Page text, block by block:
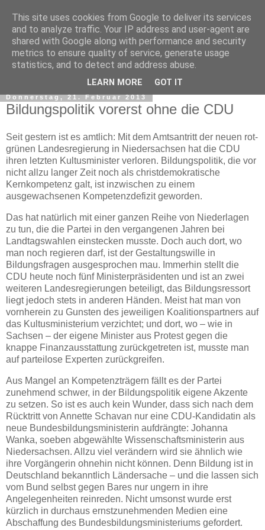
Donnerstag, 21. Februar 2013
Bildungspolitik vorerst ohne die CDU
Seit gestern ist es amtlich: Mit dem Amtsantritt der neuen rot-
grünen Landesregierung in Niedersachsen hat die CDU
ihren letzten Kultusminister verloren. Bildungspolitik, die vor
nicht allzu langer Zeit noch als christdemokratische
Kernkompetenz galt, ist inzwischen zu einem
ausgewachsenen Kompetenzdefizit geworden.
Das hat natürlich mit einer ganzen Reihe von Niederlagen
zu tun, die die Partei in den vergangenen Jahren bei
Landtagswahlen einstecken musste. Doch auch dort, wo
man noch regieren darf, ist der Gestaltungswille in
Bildungsfragen ausgesprochen mau. Immerhin stellt die
CDU heute noch fünf Ministerpräsidenten und ist an zwei
weiteren Landesregierungen beteiligt, das Bildungsressort
liegt jedoch stets in anderen Händen. Meist hat man von
vornherein zu Gunsten des jeweiligen Koalitionspartners auf
das Kultusministerium verzichtet; und dort, wo – wie in
Sachsen – der eigene Minister aus Protest gegen die
knappe Finanzausstattung zurückgetreten ist, musste man
auf parteilose Experten zurückgreifen.
Aus Mangel an Kompetenzträgern fällt es der Partei
zunehmend schwer, in der Bildungspolitik eigene Akzente
zu setzen. So ist es auch kein Wunder, dass sich nach dem
Rücktritt von Annette Schavan nur eine CDU-Kandidatin als
neue Bundesbildungsministerin aufdrängte: Johanna
Wanka, soeben abgewählte Wissenschaftsministerin aus
Niedersachsen. Allzu viel verändern wird sie ähnlich wie
ihre Vorgängerin ohnehin nicht können. Denn Bildung ist in
Deutschland bekanntlich Ländersache – und die lassen sich
vom Bund selbst gegen Bares nur ungern in ihre
Angelegenheiten reinreden. Nicht umsonst wurde erst
kürzlich in durchaus ernstzunehmenden Medien eine
Abschaffung des Bundesbildungsministeriums gefordert.
This site uses cookies from Google to deliver its services
and to analyze traffic. Your IP address and user-agent are
shared with Google along with performance and security
metrics to ensure quality of service, generate usage
statistics, and to detect and address abuse.
LEARN MORE GOT IT